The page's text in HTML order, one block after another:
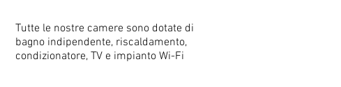
Tutte le nostre camere sono dotate di
bagno indipendente, riscaldamento,
condizionatore, TV e impianto Wi-Fi